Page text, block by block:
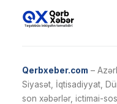
Qerbxeber.com –
Siyasət, İqtisadiyyat,
son xəbərlər, ictimai-